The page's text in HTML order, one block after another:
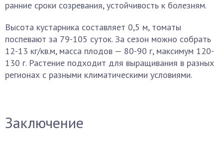
ранние сроки созревания, устойчивость к болезням.
Высота кустарника составляет 0,5 м, томаты
поспевают за 79-105 суток. За сезон можно собрать
12-13 кг/кв.м, масса плодов — 80-90 г, максимум 120-
130 г. Растение подходит для выращивания в разных
регионах с разными климатическими условиями.
Заключение